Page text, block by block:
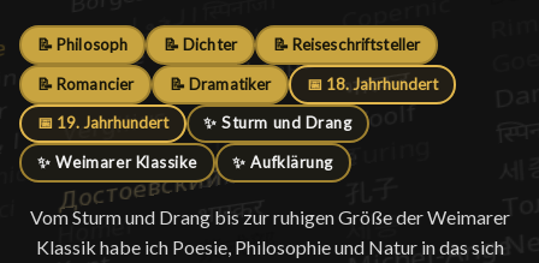
📝 Philosoph 📝 Dichter 📝 Reiseschriftsteller
📝 Romancier 📝 Dramatiker 📅 18. Jahrhundert
📅 19. Jahrhundert ✨ Sturm und Drang
✨ Weimarer Klassike ✨ Aufklärung
Vom Sturm und Drang bis zur ruhigen Größe der Weimarer
Klassik habe ich Poesie, Philosophie und Natur in das sich